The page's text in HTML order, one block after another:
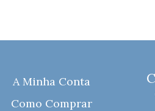
A Minha Conta
Como Comprar